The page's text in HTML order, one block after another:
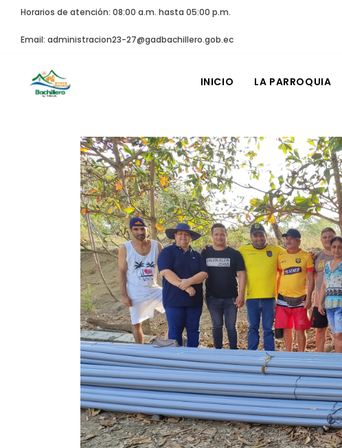
Horarios de atención: 08:00 a.m. hasta 05:00 p.m.
Email: administracion23-27@gadbachillero.gob.ec
INICIO LA PARROQUIA